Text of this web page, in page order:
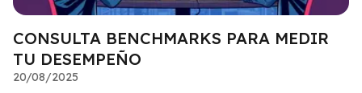
CONSULTA BENCHMARKS PARA MEDIR
TU DESEMPEÑO
20/08/2025